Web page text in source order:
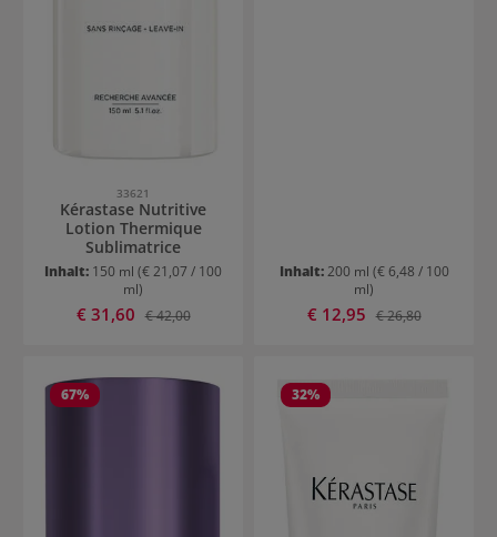
33621
Kérastase Nutritive
Lotion Thermique
Sublimatrice
Inhalt: 150 ml (€ 21,07 / 100
ml)
Verkaufspreis:
€ 31,60 Regulärer Preis:
€ 42,00
Inhalt:200 ml (€ 6,48 / 100
ml)
Verkaufspreis:
€ 12,95 Regulärer Preis:
€ 26,80
67% 32%